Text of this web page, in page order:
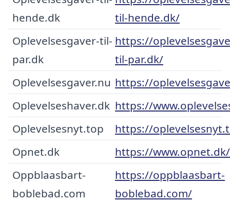
hende.dk
til-hende.dk/
Oplevelsesgaver-til-
par.dk
https://
til-par.dk/
Oplevelsesgaver.nu https://
Oplevelseshaver.dk https://
Oplevelsesnyt.top
https://
Opnet.dk
https://www.opnet.dk/
Oppblaasbart-
boblebad.com
https://oppblaasbart-
boblebad.com/